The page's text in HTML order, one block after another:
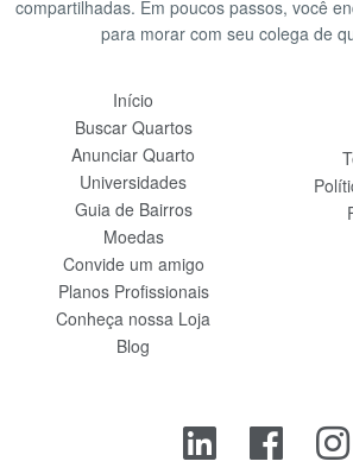
compartilhadas. Em poucos passos, você
para morar com seu colega de
Início
Buscar Quartos
Anunciar Quarto
Universidades
Guia de Bairros
Moedas
Convide um amigo
Planos Profissionais
Conheça nossa Loja
Blog